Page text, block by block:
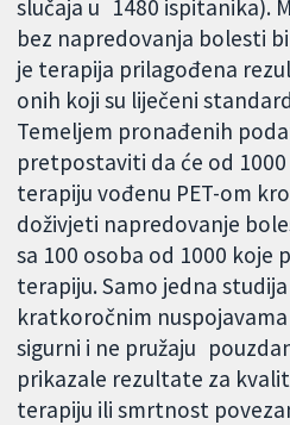
slučaja u 1480 ispitanika).
bez napredovanja bolesti
je terapija prilagođena
onih koji su liječeni
Temeljem pronađenih
pretpostaviti da će od
terapiju vođenu PET-om
doživjeti napredovanje
sa 100 osoba od 1000 koje
terapiju. Samo jedna
kratkoročnim
sigurni i ne pružaju
prikazale rezultate za
terapiju ili smrtnost